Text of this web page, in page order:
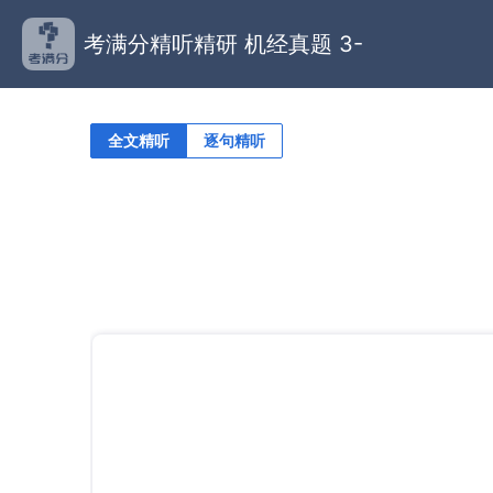
考满分精听精研 机经真题 3-
全文精听 逐句精听